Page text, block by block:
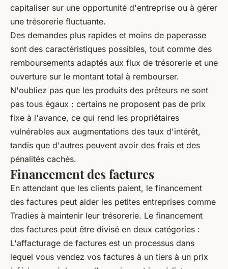
capitaliser sur une opportunité d'entreprise ou à gérer
une trésorerie fluctuante.
Des demandes plus rapides et moins de paperasse
sont des caractéristiques possibles, tout comme des
remboursements adaptés aux flux de trésorerie et une
ouverture sur le montant total à rembourser.
N'oubliez pas que les produits des prêteurs ne sont
pas tous égaux : certains ne proposent pas de prix
fixe à l'avance, ce qui rend les propriétaires
vulnérables aux augmentations des taux d'intérêt,
tandis que d'autres peuvent avoir des frais et des
pénalités cachés.
Financement des factures
En attendant que les clients paient, le financement
des factures peut aider les petites entreprises comme
Tradies à maintenir leur trésorerie. Le financement
des factures peut être divisé en deux catégories :
L'affacturage de factures est un processus dans
lequel vous vendez vos factures à un tiers à un prix